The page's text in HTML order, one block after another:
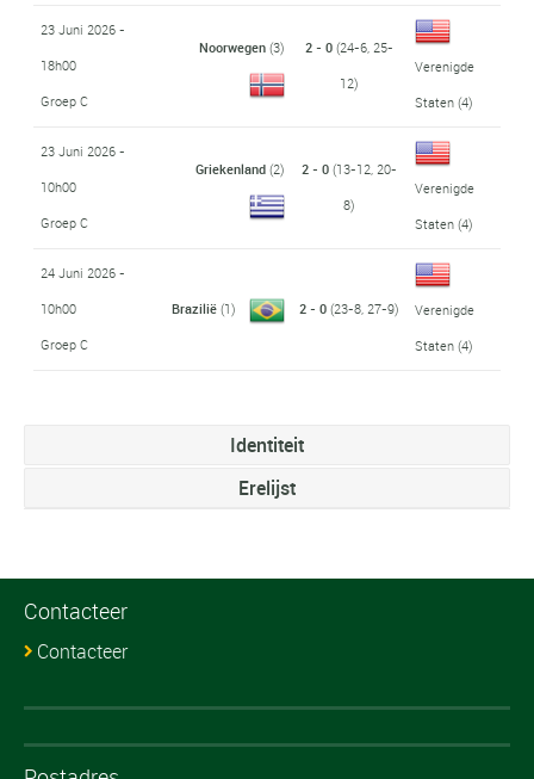
23 Juni 2026 -
18h00
Groep C
Noorwegen(3) 2 - 0 (24-6, 25-
12)
Verenigde
Staten(4)
23 Juni 2026 -
10h00
Groep C
Griekenland(2) 2 - 0 (13-12, 20-
8)
Verenigde
Staten(4)
24 Juni 2026 -
10h00
Groep C
Brazilië(1) 2 - 0 (23-8, 27-9)
Verenigde
Staten(4)
Identiteit
Erelijst
Contacteer
Contacteer